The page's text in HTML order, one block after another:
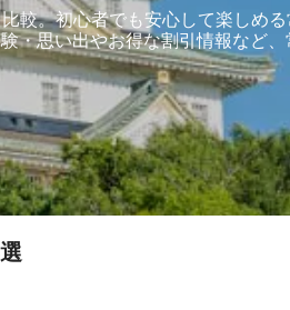
較。初心者でも安心して楽しめ
・思い出やお得な割引情報など